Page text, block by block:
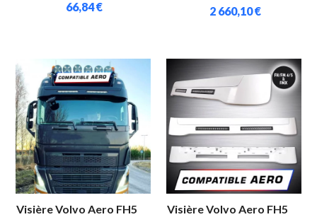
66,84 € 2 660,10 €
Visière Volvo Aero FH5
Visière Volvo Aero FH5